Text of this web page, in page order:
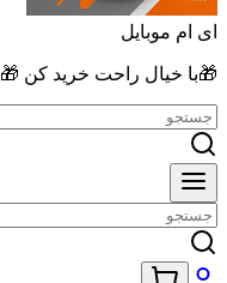
ای ام موبایل
🎁با خیال راحت خرید کن 🎁